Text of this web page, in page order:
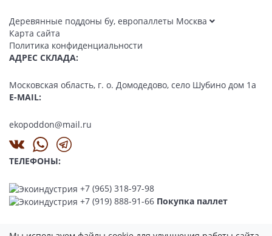
Деревянные поддоны бу, европаллеты Москва
Карта сайта
Политика конфиденциальности
АДРЕС СКЛАДА:
Московская область, г. о. Домодедово, село Шубино дом 1а
E-MAIL:
ekopoddon@mail.ru
ТЕЛЕФОНЫ:
+7 (965) 318-97-98
+7 (919) 888-91-66 Покупка паллет